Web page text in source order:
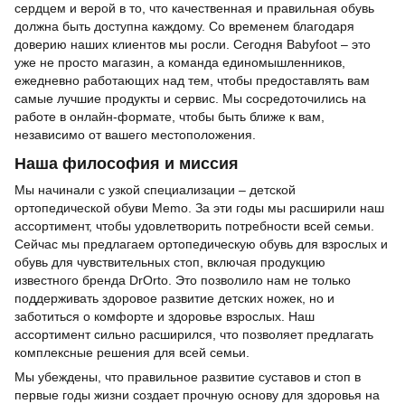
сердцем и верой в то, что качественная и правильная обувь
должна быть доступна каждому. Со временем благодаря
доверию наших клиентов мы росли. Сегодня Babyfoot – это
уже не просто магазин, а команда единомышленников,
ежедневно работающих над тем, чтобы предоставлять вам
самые лучшие продукты и сервис. Мы сосредоточились на
работе в онлайн-формате, чтобы быть ближе к вам,
независимо от вашего местоположения.
Наша философия и миссия
Мы начинали с узкой специализации – детской
ортопедической обуви Memo. За эти годы мы расширили наш
ассортимент, чтобы удовлетворить потребности всей семьи.
Сейчас мы предлагаем ортопедическую обувь для взрослых и
обувь для чувствительных стоп, включая продукцию
известного бренда DrOrto. Это позволило нам не только
поддерживать здоровое развитие детских ножек, но и
заботиться о комфорте и здоровье взрослых. Наш
ассортимент сильно расширился, что позволяет предлагать
комплексные решения для всей семьи.
Мы убеждены, что правильное развитие суставов и стоп в
первые годы жизни создает прочную основу для здоровья на